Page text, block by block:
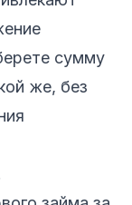
сумму
же, без